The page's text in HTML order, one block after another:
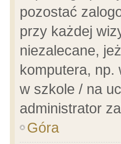
pozostać
przy każdej
niezalecane,
komputera, np.
w szkole / na
administrator
Góra